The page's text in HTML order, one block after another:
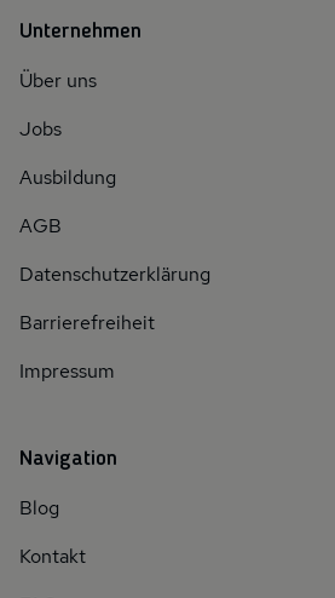
Unternehmen
Über uns
Jobs
Ausbildung
AGB
Datenschutzerklärung
Barrierefreiheit
Impressum
Navigation
Blog
Kontakt